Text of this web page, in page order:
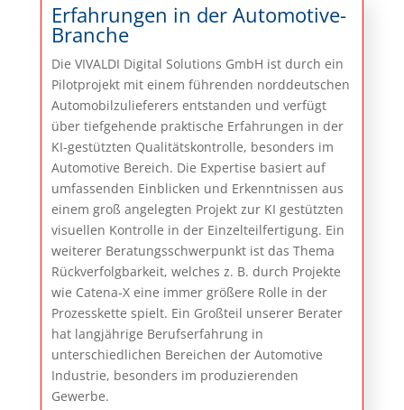
Erfahrungen in der Automotive-
Branche
Die VIVALDI Digital Solutions GmbH ist durch ein
Pilotprojekt mit einem führenden norddeutschen
Automobilzulieferers entstanden und verfügt
über tiefgehende praktische Erfahrungen in der
KI-gestützten Qualitätskontrolle, besonders im
Automotive Bereich. Die Expertise basiert auf
umfassenden Einblicken und Erkenntnissen aus
einem groß angelegten Projekt zur KI gestützten
visuellen Kontrolle in der Einzelteilfertigung. Ein
weiterer Beratungsschwerpunkt ist das Thema
Rückverfolgbarkeit, welches z. B. durch Projekte
wie Catena-X eine immer größere Rolle in der
Prozesskette spielt. Ein Großteil unserer Berater
hat langjährige Berufserfahrung in
unterschiedlichen Bereichen der Automotive
Industrie, besonders im produzierenden
Gewerbe.